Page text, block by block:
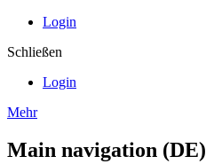
Login
Schließen
Login
Mehr
Main navigation (DE)